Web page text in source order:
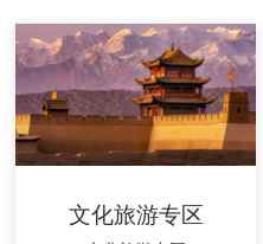
文化旅游专区